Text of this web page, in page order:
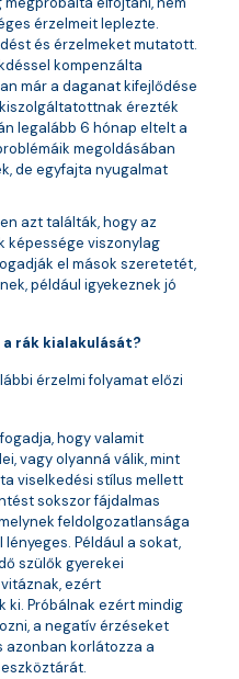
érzelmeit leplezte.
és érzelmeket mutatott.
kompenzálta
már a daganat kifejlődése
érezték
legalább 6 hónap eltelt a
megoldásában
de egyfajta nyugalmat
azt találták, hogy az
képessége viszonylag
el mások szeretetét,
például igyekeznek jó
rák kialakulását?
érzelmi folyamat előzi
hogy valamit
vagy olyanná válik, mint
viselkedési stílus mellett
sokszor fájdalmas
feldolgozatlansága
Például a sokat,
szülők gyerekei
ezért
ki. Próbálnak ezért mindig
a negatív érzéseket
azonban korlátozza a